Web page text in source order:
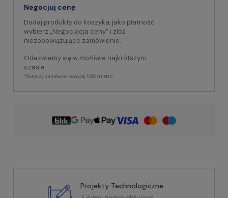
Negocjuj cenę
Dodaj produkty do koszyka, jako płatność
wybierz „Negocjacja ceny” i złóż
niezobowiązujące zamówienie.
Odezwiemy się w możliwie najkrótszym
czasie.
*Dotyczy zamówień powyżej 1000zł netto
Projekty Technologiczne